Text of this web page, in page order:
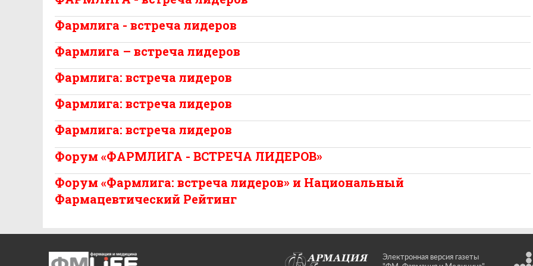
Фармлига - встреча лидеров
Фармлига – встреча лидеров
Фармлига: встреча лидеров
Фармлига: встреча лидеров
Фармлига: встреча лидеров
Форум «ФАРМЛИГА - ВСТРЕЧА ЛИДЕРОВ»
Форум «Фармлига: встреча лидеров» и Национальный
Фармацевтический Рейтинг
Электронная версия газеты